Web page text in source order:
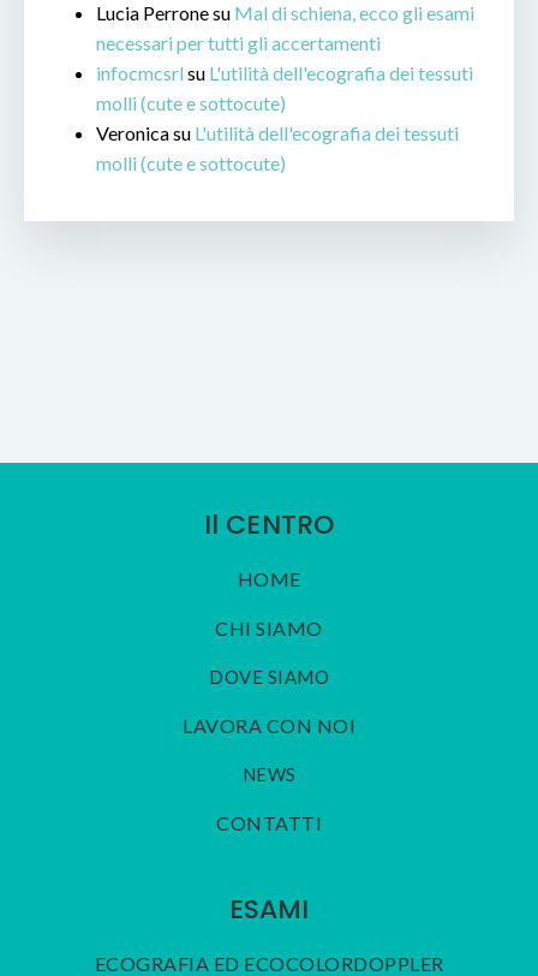
Lucia Perronesu Mal di schiena, ecco gli esami
necessari per tutti gli accertamenti
infocmcsrl su L'utilità dell'ecografia dei tessuti
molli (cute e sottocute)
Veronicasu L'utilità dell'ecografia dei tessuti
molli (cute e sottocute)
Il CENTRO
HOME
CHI SIAMO
DOVE SIAMO
LAVORA CON NOI
NEWS
CONTATTI
ESAMI
ECOGRAFIA ED ECOCOLORDOPPLER